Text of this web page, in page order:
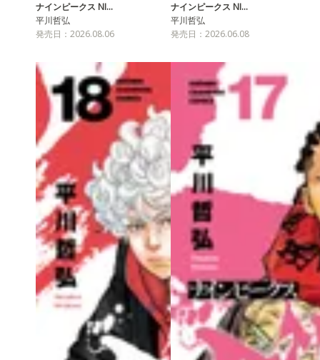
ナインピークス NI…
平川哲弘
発売日：2026.08.06
ナインピークス NI…
平川哲弘
発売日：2026.06.08